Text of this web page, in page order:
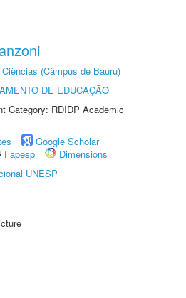
(Câmpus de Bauru)
DE EDUCAÇÃO
Category: RDIDP Academic
Google Scholar
Fapesp
Dimensions
UNESP